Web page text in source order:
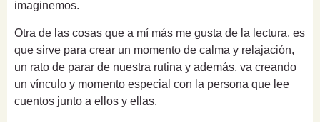
imaginemos.
Otra de las cosas que a mí más me gusta de la lectura, es
que sirve para crear un momento de calma y relajación,
un rato de parar de nuestra rutina y además, va creando
un vínculo y momento especial con la persona que lee
cuentos junto a ellos y ellas.